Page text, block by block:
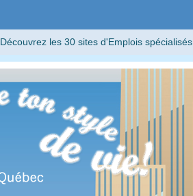
Découvrez les 30 sites d'Emplois spécialisés